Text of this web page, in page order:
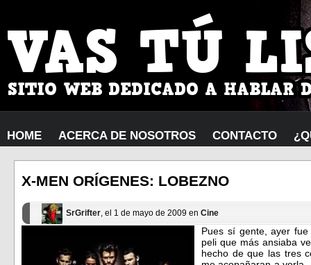
HOME ACERCA DE NOSOTROS CONTACTO
X-MEN ORÍGENES: LOBEZNO
SrGrifter, el 1 de mayo de 2009 en Cine
Pues sí gente, ayer
peli que más ansiaba
hecho de que las tres